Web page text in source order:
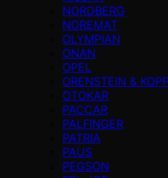
NORDBERG
NOREMAT
OLYMPIAN
ONAN
OPEL
ORENSTEIN &
OTOKAR
PACCAR
PALFINGER
PATRIA
PAUS
PEGSON